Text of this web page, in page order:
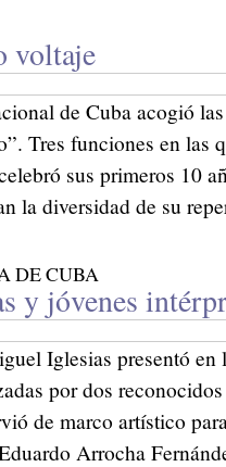
voltaje
de Cuba acogió
Tres funciones en las
sus primeros 10
la diversidad de su
DE CUBA
y jóvenes
Iglesias presentó en
por dos
de marco artístico
Arrocha